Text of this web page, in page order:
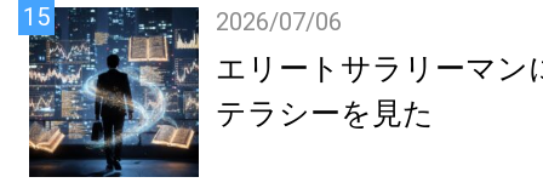
15 2026/07/06
エリートサラリーマン
テラシーを見た